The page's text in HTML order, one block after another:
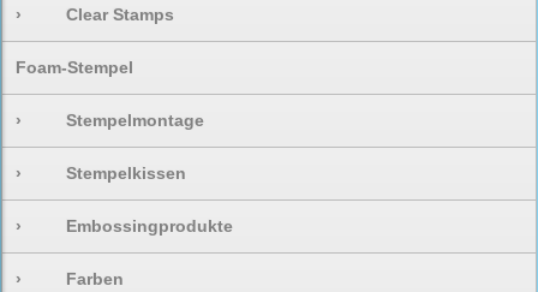
› Clear Stamps
Foam-Stempel
› Stempelmontage
› Stempelkissen
› Embossingprodukte
› Farben